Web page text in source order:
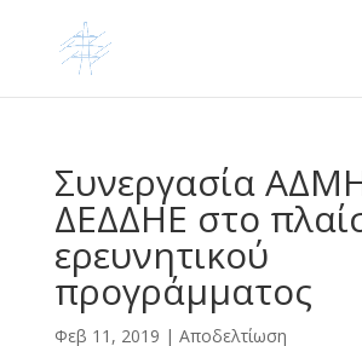
Συνεργασία
ΔΕΔΔΗΕ στο
ερευνητικού
προγράμματος
Φεβ 11, 2019 | Αποδελτίωση